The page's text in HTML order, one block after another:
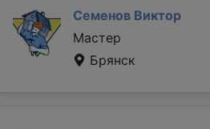
Семенов Виктор
Мастер
Брянск